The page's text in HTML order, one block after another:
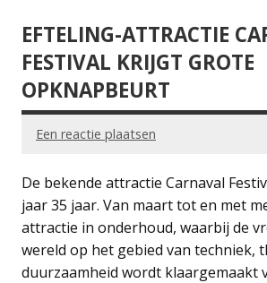
EFTELING-ATTRACTIE
FESTIVAL KRIJGT GROTE
OPKNAPBEURT
Een reactie plaatsen
De bekende attractie Carnaval
jaar 35 jaar. Van maart tot en met
attractie in onderhoud, waarbij de
wereld op het gebied van techniek,
duurzaamheid wordt klaargemaakt